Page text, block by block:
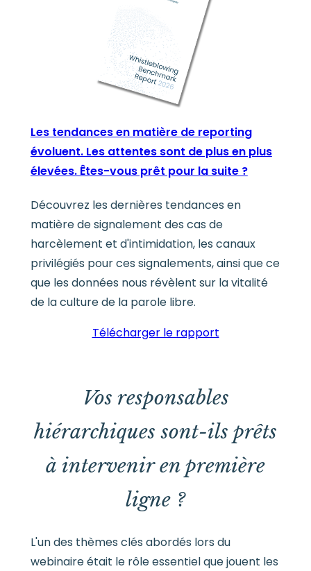
Les tendances en matière de reporting
évoluent. Les attentes sont de plus en plus
élevées. Êtes-vous prêt pour la suite ?
Découvrez les dernières tendances en
matière de signalement des cas de
harcèlement et d'intimidation, les canaux
privilégiés pour ces signalements, ainsi que ce
que les données nous révèlent sur la vitalité
de la culture de la parole libre.
Télécharger le rapport
Vos responsables
hiérarchiques sont-ils prêts
à intervenir en première
ligne ?
L'un des thèmes clés abordés lors du
webinaire était le rôle essentiel que jouent les